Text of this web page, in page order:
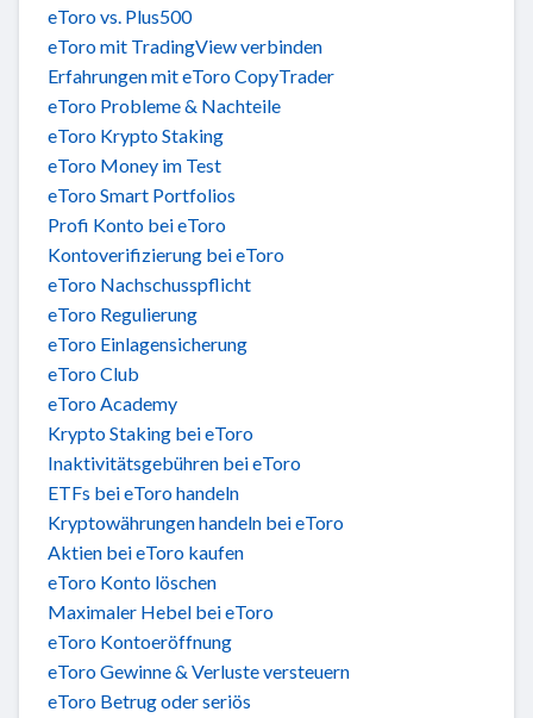
eToro vs. Plus500
eToro mit TradingView verbinden
Erfahrungen mit eToro CopyTrader
eToro Probleme & Nachteile
eToro Krypto Staking
eToro Money im Test
eToro Smart Portfolios
Profi Konto bei eToro
Kontoverifizierung bei eToro
eToro Nachschusspflicht
eToro Regulierung
eToro Einlagensicherung
eToro Club
eToro Academy
Krypto Staking bei eToro
Inaktivitätsgebühren bei eToro
ETFs bei eToro handeln
Kryptowährungen handeln bei eToro
Aktien bei eToro kaufen
eToro Konto löschen
Maximaler Hebel bei eToro
eToro Kontoeröffnung
eToro Gewinne & Verluste versteuern
eToro Betrug oder seriös